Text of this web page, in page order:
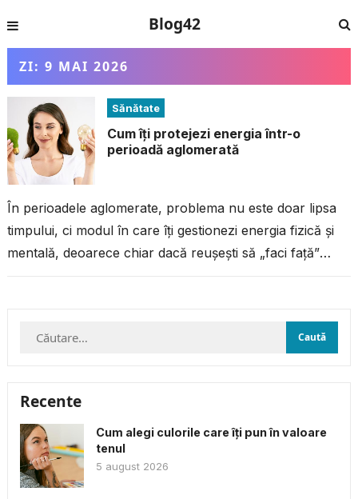
Blog42
ZI: 9 MAI 2026
Sănătate
Cum îți protejezi energia într-o
perioadă aglomerată
În perioadele aglomerate, problema nu este doar lipsa
timpului, ci modul în care îți gestionezi energia fizică și
mentală, deoarece chiar dacă reușești să „faci față”
Caută
Recente
Cum alegi culorile care îți pun în valoare
tenul
5 august 2026